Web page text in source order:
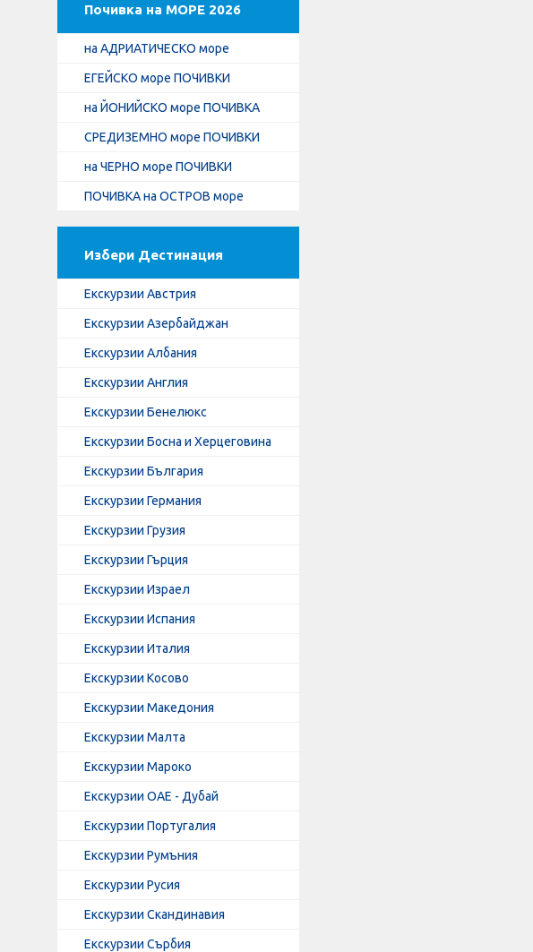
Почивка на МОРЕ 2026
на АДРИАТИЧЕСКО море
ЕГЕЙСКО море ПОЧИВКИ
на ЙОНИЙСКО море ПОЧИВКА
СРЕДИЗЕМНО море ПОЧИВКИ
на ЧЕРНО море ПОЧИВКИ
ПОЧИВКА на ОСТРОВ море
Избери Дестинация
Екскурзии Австрия
Екскурзии Азербайджан
Екскурзии Албания
Екскурзии Англия
Екскурзии Бенелюкс
Екскурзии Босна и Херцеговина
Екскурзии България
Екскурзии Германия
Екскурзии Грузия
Екскурзии Гърция
Екскурзии Израел
Екскурзии Испания
Екскурзии Италия
Екскурзии Косово
Екскурзии Македония
Екскурзии Малта
Екскурзии Мароко
Екскурзии ОАЕ - Дубай
Екскурзии Португалия
Екскурзии Румъния
Екскурзии Русия
Екскурзии Скандинавия
Екскурзии Сърбия